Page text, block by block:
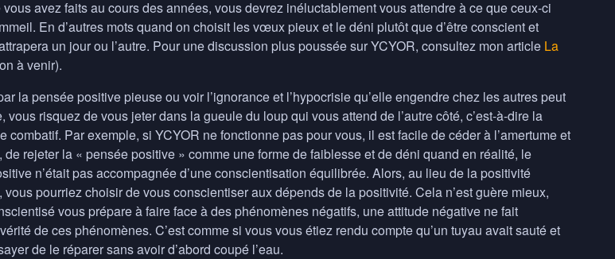
avez faits au cours des années, vous devrez inéluctablement vous attendre à ce que ceux-ci
En d’autres mots quand on choisit les vœux pieux et le déni plutôt que d’être conscient et
un jour ou l’autre. Pour une discussion plus poussée surYCYOR, consultez mon article La
à venir).
la pensée positive pieuse ou voir l’ignorance et l’hypocrisie qu’elle engendre chez les autres peut
vous risquez de vous jeter dans la gueule du loup qui vous attend de l’autre côté, c’est-à-dire la
combatif. Par exemple, si YCYOR ne fonctionne pas pour vous, il est facile de céder à l’amertume et
de rejeter la « pensée positive » comme une forme de faiblesse et de déni quand en réalité, le
n’était pas accompagnée d’une conscientisation équilibrée. Alors, au lieu de la positivité
pourriez choisir de vous conscientiser aux dépends de la positivité. Cela n’est guère mieux,
vous prépare à faire face à des phénomènes négatifs, une attitude négative ne fait
de ces phénomènes. C’est comme si vous vous étiez rendu compte qu’un tuyau avait sauté et
de le réparer sans avoir d’abord coupé l’eau.